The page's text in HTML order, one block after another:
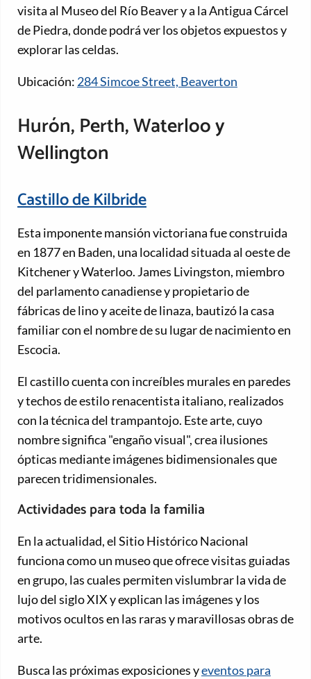
visita al Museo del Río Beaver y a la Antigua Cárcel
de Piedra, donde podrá ver los objetos expuestos y
explorar las celdas.
Ubicación: 284 Simcoe Street, Beaverton
Hurón, Perth, Waterloo y
Wellington
Castillo de Kilbride
Esta imponente mansión victoriana fue construida
en 1877 en Baden, una localidad situada al oeste de
Kitchener y Waterloo. James Livingston, miembro
del parlamento canadiense y propietario de
fábricas de lino y aceite de linaza, bautizó la casa
familiar con el nombre de su lugar de nacimiento en
Escocia.
El castillo cuenta con increíbles murales en paredes
y techos de estilo renacentista italiano, realizados
con la técnica del trampantojo. Este arte, cuyo
nombre significa "engaño visual", crea ilusiones
ópticas mediante imágenes bidimensionales que
parecen tridimensionales.
Actividades para toda la familia
En la actualidad, el Sitio Histórico Nacional
funciona como un museo que ofrece visitas guiadas
en grupo, las cuales permiten vislumbrar la vida de
lujo del siglo XIX y explican las imágenes y los
motivos ocultos en las raras y maravillosas obras de
arte.
Busca las próximas exposiciones yeventos para